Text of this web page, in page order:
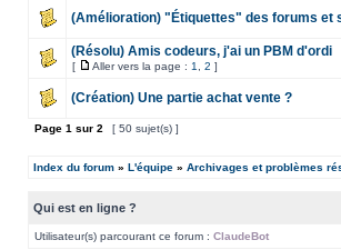
(Amélioration) "Étiquettes" des forums et
(Résolu) Amis codeurs, j'ai un PBM d'ordi
[ Aller vers la page : 1 2 ]
(Création) Une partie achat vente ?
Page 1 sur 2 [ 50 sujet(s) ]
Index du forum » L'équipe » Archivages et problèmes
Qui est en ligne ?
Utilisateur(s) parcourant ce forum : ClaudeBot